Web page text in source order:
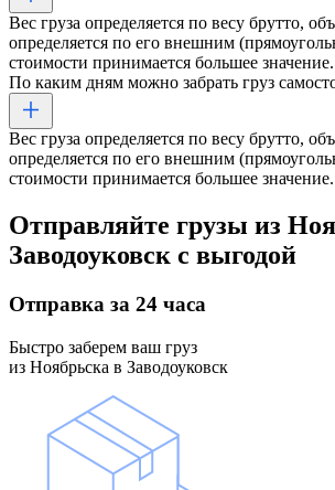
Вес груза определяется по весу брутто,
определяется по его внешним
стоимости принимается большее значение.
По каким дням можно забрать груз
Вес груза определяется по весу брутто,
определяется по его внешним
стоимости принимается большее значение.
Отправляйте грузы из
Заводоуковск с выгодой
Отправка за 24 часа
Быстро заберем ваш груз
из Ноябрьска в Заводоуковск